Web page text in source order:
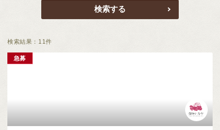
検索結果： 11件
急募